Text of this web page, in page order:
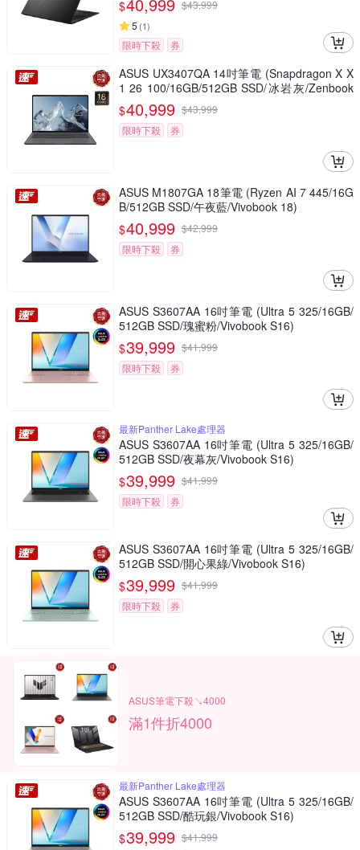
$40,999 $43,999
5 (1)
限時下殺 券
ASUS UX3407QA 14吋筆電 (Snapdragon X X
1 26 100/16GB/512GB SSD/冰岩灰/Zenbook
A14)
$40,999 $43,999
限時下殺
券
ASUS M1807GA 18筆電 (Ryzen AI 7 445/16G
B/512GB SSD/午夜藍/Vivobook 18)
$40,999 $42,999
限時下殺
券
ASUS S3607AA 16吋筆電 (Ultra 5 325/16GB/
512GB SSD/瑰蜜粉/Vivobook S16)
$39,999 $41,999
限時下殺
券
最新Panther Lake處理器
ASUS S3607AA 16吋筆電 (Ultra 5 325/16GB/
512GB SSD/夜幕灰/Vivobook S16)
$39,999 $41,999
限時下殺
券
ASUS S3607AA 16吋筆電 (Ultra 5 325/16GB/
512GB SSD/開心果綠/Vivobook S16)
$39,999 $41,999
限時下殺
券
ASUS筆電下殺↘4000
滿1件折4000
最新Panther Lake處理器
ASUS S3607AA 16吋筆電 (Ultra 5 325/16GB/
512GB SSD/酷玩銀/Vivobook S16)
$39,999 $41,999